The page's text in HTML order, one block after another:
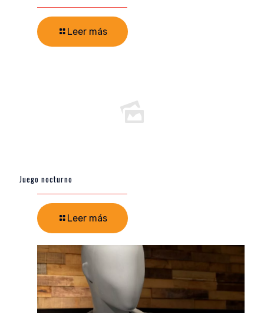
Leer más
Juego nocturno
Leer más